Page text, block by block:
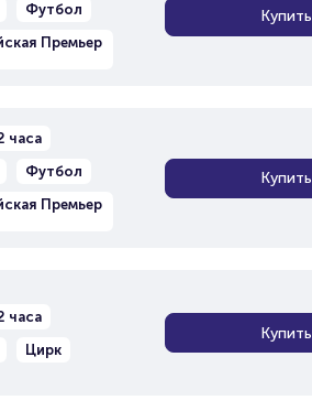
Футбол
Премьер
Купить
часа
Футбол
Премьер
Купить
часа
Цирк
Купить